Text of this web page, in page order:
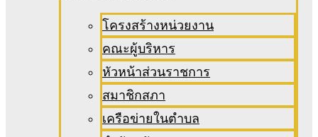
โครงสร้างหน่วยงาน
คณะผู้บริหาร
หัวหน้าส่วนราชการ
สมาชิกสภา
เครือข่ายในตำบล